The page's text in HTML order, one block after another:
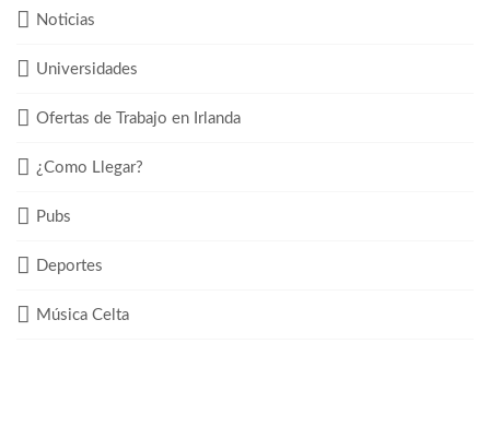
Noticias
Universidades
Ofertas de Trabajo en Irlanda
¿Como Llegar?
Pubs
Deportes
Música Celta